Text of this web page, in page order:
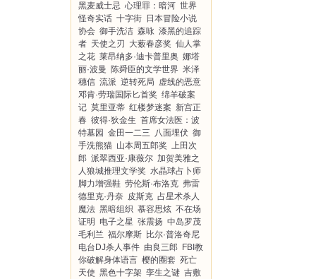
黑麦威士忌 心理罪：暗河 世界
怪奇实话 十字街 日本冒险小说
协会 御手洗洁 森咏 漆黑的追踪
者 天使之刃 大薮春彦奖 仙人掌
之花 莱昂纳多·迪卡普里奥 娜塔
丽·波曼 陈舜臣的文学世界 米泽
穗信 流派 逆转死局 虚线的恶意
邓肯·劳瑞国际匕首奖 绵羊破案
记 莫里亚蒂 红楼梦迷案 新宫正
春 彼得·狄金生 首席女法医：波
特墓园 金田一二三 八面埋伏 御
手洗熊猫 山本周五郎奖 上田次
郎 派翠西亚·康薇尔 加贺美雅之
人狼城推理文学奖 水晶球占卜师
脚力增强鞋 劳伦斯·布洛克 弗雷
德里克·丹奈 皮斯克 占星术杀人
魔法 黑暗组织 慕容思炫 不在场
证明
电子之星 张震扬 中岛罗茂
毛利兰 福尔摩斯 比尔·普洛奇尼
电台DJ杀人事件 由良三郎 FBI教
你破解身体语言 樱的圈套 死亡
天使 黑色十字架 孪生之谜 吉敷